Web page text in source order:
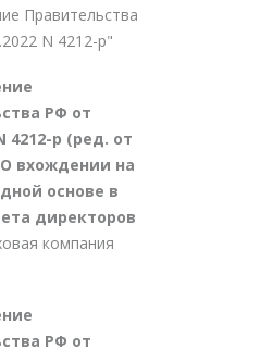
Правительства
N 4212-р"
РФ от
4212-р (ред. от
О вхождении на
основе в
директоров
компания
РФ от